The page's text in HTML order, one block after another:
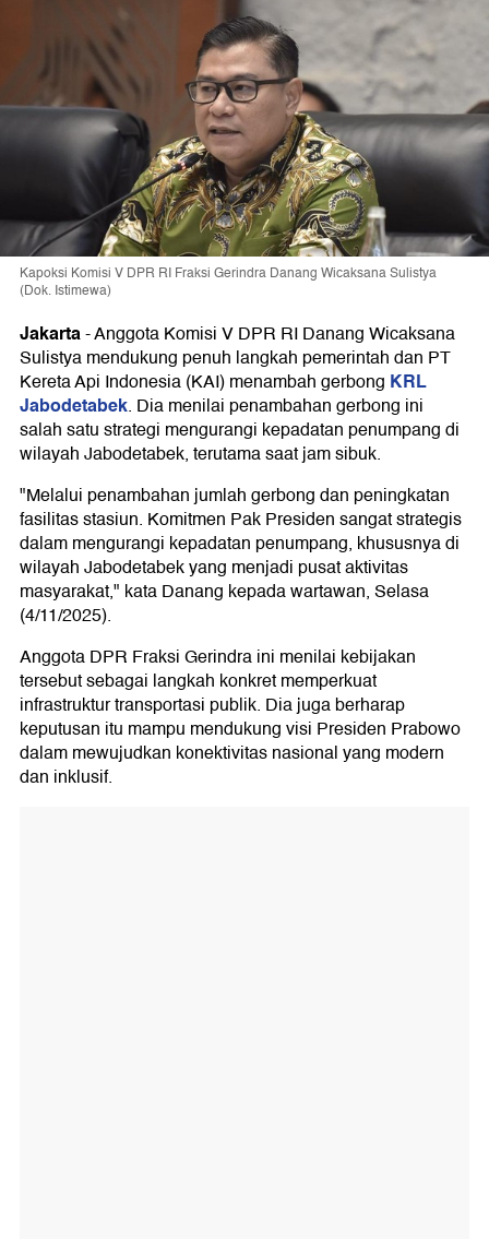
Kapoksi Komisi V DPR RI Fraksi Gerindra Danang Wicaksana Sulistya
(Dok. Istimewa)
Jakarta-Anggota Komisi V DPR RI Danang Wicaksana
Sulistya mendukung penuh langkah pemerintah dan PT
Kereta Api Indonesia (KAI) menambah gerbong KRL
Jabodetabek. Dia menilai penambahan gerbong ini
salah satu strategi mengurangi kepadatan penumpang di
wilayah Jabodetabek, terutama saat jam sibuk.
"Melalui penambahan jumlah gerbong dan peningkatan
fasilitas stasiun. Komitmen Pak Presiden sangat strategis
dalam mengurangi kepadatan penumpang, khususnya di
wilayah Jabodetabek yang menjadi pusat aktivitas
masyarakat," kata Danang kepada wartawan, Selasa
(4/11/2025).
Anggota DPR Fraksi Gerindra ini menilai kebijakan
tersebut sebagai langkah konkret memperkuat
infrastruktur transportasi publik. Dia juga berharap
keputusan itu mampu mendukung visi Presiden Prabowo
dalam mewujudkan konektivitas nasional yang modern
dan inklusif.